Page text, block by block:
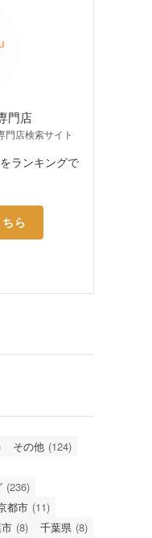
門店
門店検索サイト
ランキングで
ら
その他 (124)
(236)
都市 (11)
(8) 千葉県 (8)